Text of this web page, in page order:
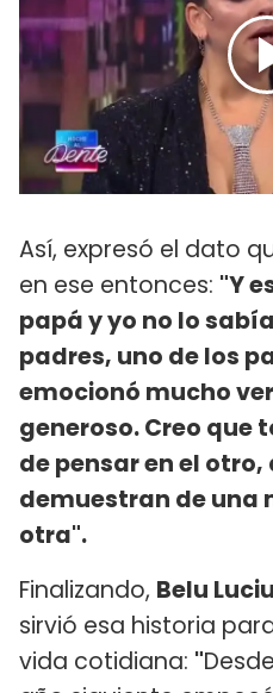
Así, expresó el dato
en ese entonces: "Y
papá y yo no lo
padres, uno de los
emocionó mucho
generoso. Creo que
de pensar en el
demuestran de una
otra".
Finalizando, Belu
sirvió esa historia
vida cotidiana: "